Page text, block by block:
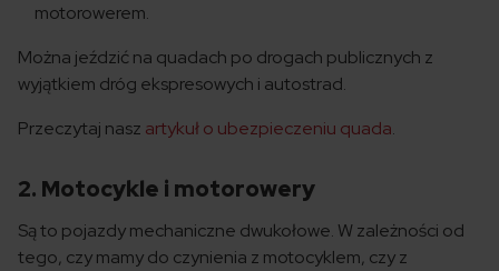
motorowerem.
Można jeździć na quadach po drogach publicznych z
wyjątkiem dróg ekspresowych i autostrad.
Przeczytaj nasz artykuł o ubezpieczeniu quada.
2. Motocykle i motorowery
Są to pojazdy mechaniczne dwukołowe. W zależności od
tego, czy mamy do czynienia z motocyklem, czy z